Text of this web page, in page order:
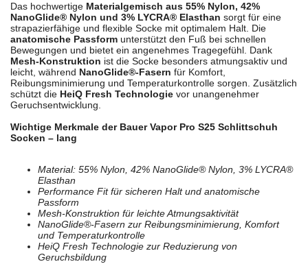
Das hochwertige Materialgemisch aus 55% Nylon, 42%
NanoGlide® Nylon und 3% LYCRA® Elasthan sorgt für eine
strapazierfähige und flexible Socke mit optimalem Halt. Die
anatomische Passform unterstützt den Fuß bei schnellen
Bewegungen und bietet ein angenehmes Tragegefühl. Dank
Mesh-Konstruktion ist die Socke besonders atmungsaktiv und
leicht, während NanoGlide®-Fasern für Komfort,
Reibungsminimierung und Temperaturkontrolle sorgen. Zusätzlich
schützt die HeiQ Fresh Technologie vor unangenehmer
Geruchsentwicklung.
Wichtige Merkmale der Bauer Vapor Pro S25 Schlittschuh
Socken – lang
Material: 55% Nylon, 42% NanoGlide® Nylon, 3% LYCRA®
Elasthan
Performance Fit für sicheren Halt und anatomische
Passform
Mesh-Konstruktion für leichte Atmungsaktivität
NanoGlide®-Fasern zur Reibungsminimierung, Komfort
und Temperaturkontrolle
HeiQ Fresh Technologie zur Reduzierung von
Geruchsbildung